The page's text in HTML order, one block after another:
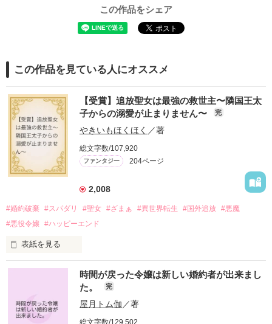
この作品をシェア
この作品を見ている人にオススメ
【受賞】追放聖女は最強の救世主〜隣国王太
子からの溺愛が止まりません〜
完
やきいもほくほく ／著
総文字数/107,920
ファンタジー 204ページ
2,008
#婚約破棄 #スパダリ #聖女 #ざまぁ #異世界転生 #国外追放 #悪魔
#悪役令嬢 #ハッピーエンド
表紙を見る
○●○●○●○● ○●○●○●○●
第5回 一二三書房 WEB小説大賞
期間中受賞をいただきました。
ありがとうございますヽ(´▽｀)/
時間が戻った令嬢は新しい婚約者が出来まし
た。
完
屋月トム伽／著